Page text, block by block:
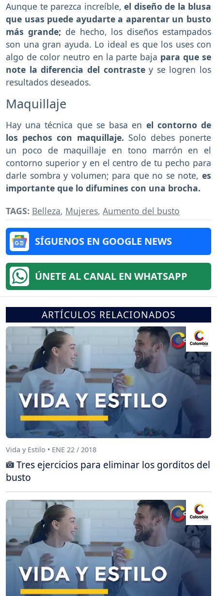
Aunque te parezca increíble, el diseño de la blusa
que usas puede ayudarte a aparentar un busto
más grande; de hecho, los diseños estampados
son una gran ayuda. Lo ideal es que los uses con
algo de color neutro en la parte baja para que se
note la diferencia del contrastey se logren los
resultados deseados.
Maquillaje
Hay una técnica que se basa en el contorno de
los pechos con maquillaje. Solo debes ponerte
un poco de maquillaje en tono marrón en el
contorno superior y en el centro de tu pecho para
darle sombra y volumen; para que no se note, es
importante que lo difumines con una brocha.
TAGS: Belleza, Mujeres, Aumento del busto
SÍGUENOS EN GOOGLE NEWS
ÚNETE AL CANAL EN WHATSAPP
ARTÍCULOS RELACIONADOS
Vida y Estilo • ENE 22 / 2018
Tres ejercicios para eliminar los gorditos del
busto